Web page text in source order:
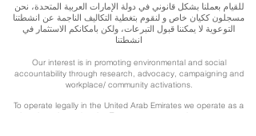
للقيام بعملنا بشكل قانوني في دولة الإمارات العربية المتحدة، نحن
مسجلون ككيان خاص و لنقوم بتغطية التكاليف الناجمة عن انشطتنا
التوعوية لا يمكننا قبول التبرعات، ولكن بامكانكم الاستثمار في
انشطتنا
Our interest is in promoting environmental and social
accountability through research, advocacy, campaigning and
workplace/ community activations.
To operate legally in the United Arab Emirates we operate as a
privately registered entity. To cover our outreach expenses, we